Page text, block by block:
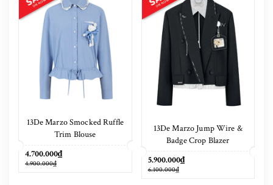
13De Marzo Smocked Ruffle
Trim Blouse
4.700.000₫
4.900.000₫
13De Marzo Jump Wire &
Badge Crop Blazer
5.900.000₫
6.100.000₫